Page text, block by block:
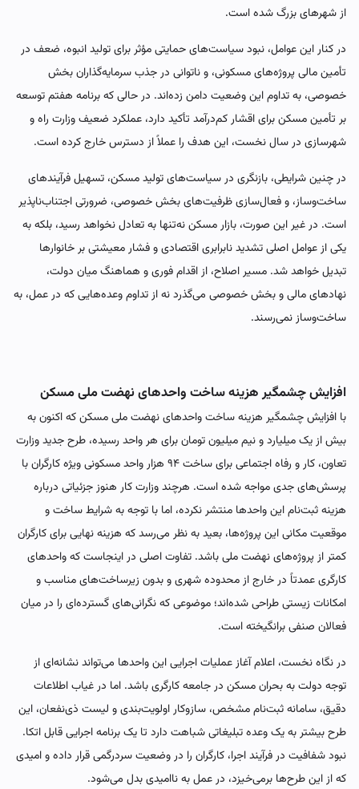
از شهرهای بزرگ شده است.
در کنار این عوامل، نبود سیاست‌های حمایتی مؤثر برای تولید انبوه، ضعف در
تأمین مالی پروژه‌های مسکونی، و ناتوانی در جذب سرمایه‌گذاران بخش
خصوصی، به تداوم این وضعیت دامن زده‌اند. در حالی که برنامه هفتم توسعه
بر تأمین مسکن برای اقشار کم‌درآمد تأکید دارد، عملکرد ضعیف وزارت راه و
شهرسازی در سال نخست، این هدف را عملاً از دسترس خارج کرده است.
در چنین شرایطی، بازنگری در سیاست‌های تولید مسکن، تسهیل فرآیندهای
ساخت‌وساز، و فعال‌سازی ظرفیت‌های بخش خصوصی، ضرورتی اجتناب‌ناپذیر
است. در غیر این صورت، بازار مسکن نه‌تنها به تعادل نخواهد رسید، بلکه به
یکی از عوامل اصلی تشدید نابرابری اقتصادی و فشار معیشتی بر خانوارها
تبدیل خواهد شد. مسیر اصلاح، از اقدام فوری و هماهنگ میان دولت،
نهادهای مالی و بخش خصوصی می‌گذرد نه از تداوم وعده‌هایی که در عمل، به
ساخت‌وساز نمی‌رسند.
افزایش چشمگیر هزینه ساخت واحدهای نهضت ملی مسکن
با افزایش چشمگیر هزینه ساخت واحدهای نهضت ملی مسکن که اکنون به
بیش از یک میلیارد و نیم میلیون تومان برای هر واحد رسیده، طرح جدید وزارت
تعاون، کار و رفاه اجتماعی برای ساخت ۹۴ هزار واحد مسکونی ویژه کارگران با
پرسش‌های جدی مواجه شده است. هرچند وزارت کار هنوز جزئیاتی درباره
هزینه ثبت‌نام این واحدها منتشر نکرده، اما با توجه به شرایط ساخت و
موقعیت مکانی این پروژه‌ها، بعید به نظر می‌رسد که هزینه نهایی برای کارگران
کمتر از پروژه‌های نهضت ملی باشد. تفاوت اصلی در اینجاست که واحدهای
کارگری عمدتاً در خارج از محدوده شهری و بدون زیرساخت‌های مناسب و
امکانات زیستی طراحی شده‌اند؛ موضوعی که نگرانی‌های گسترده‌ای را در میان
فعالان صنفی برانگیخته است.
در نگاه نخست، اعلام آغاز عملیات اجرایی این واحدها می‌تواند نشانه‌ای از
توجه دولت به بحران مسکن در جامعه کارگری باشد. اما در غیاب اطلاعات
دقیق، سامانه ثبت‌نام مشخص، سازوکار اولویت‌بندی و لیست ذی‌نفعان، این
طرح بیشتر به یک وعده تبلیغاتی شباهت دارد تا یک برنامه اجرایی قابل اتکا.
نبود شفافیت در فرآیند اجرا، کارگران را در وضعیت سردرگمی قرار داده و امیدی
که از این طرح‌ها برمی‌خیزد، در عمل به ناامیدی بدل می‌شود.